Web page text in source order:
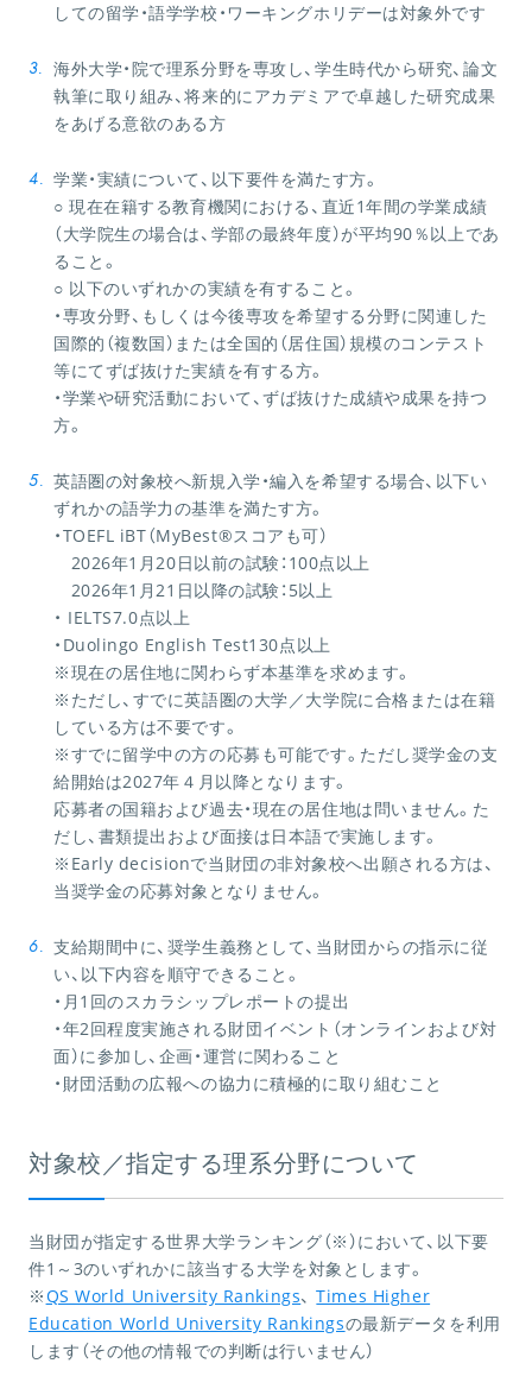
しての留学・語学学校・ワーキングホリデーは対象外です
海外大学・院で理系分野を専攻し、学生時代から研究、論文
執筆に取り組み、将来的にアカデミアで卓越した研究成果
をあげる意欲のある方
学業・実績について、以下要件を満たす方。
○ 現在在籍する教育機関における、直近1年間の学業成績
（大学院生の場合は、学部の最終年度）が平均90％以上であ
ること。
○ 以下のいずれかの実績を有すること。
・専攻分野、もしくは今後専攻を希望する分野に関連した
国際的（複数国）または全国的（居住国）規模のコンテスト
等にてずば抜けた実績を有する方。
・学業や研究活動において、ずば抜けた成績や成果を持つ
方。
英語圏の対象校へ新規入学・編入を希望する場合、以下い
ずれかの語学力の基準を満たす方。
・TOEFL iBT（MyBest®スコアも可）
2026年1月20日以前の試験：100点以上
2026年1月21日以降の試験：5以上
・ IELTS7.0点以上
・Duolingo English Test130点以上
※現在の居住地に関わらず本基準を求めます。
※ただし、すでに英語圏の大学／大学院に合格または在籍
している方は不要です。
※すでに留学中の方の応募も可能です。ただし奨学金の支
給開始は2027年４月以降となります。
応募者の国籍および過去・現在の居住地は問いません。た
だし、書類提出および面接は日本語で実施します。
※Early decisionで当財団の非対象校へ出願される方は、
当奨学金の応募対象となりません。
支給期間中に、奨学生義務として、当財団からの指示に従
い、以下内容を順守できること。
・月1回のスカラシップレポートの提出
・年2回程度実施される財団イベント（オンラインおよび対
面）に参加し、企画・運営に関わること
・財団活動の広報への協力に積極的に取り組むこと
対象校／指定する理系分野について
当財団が指定する世界大学ランキング（※）において、以下要
件1～3のいずれかに該当する大学を対象とします。
※QS World University Rankings、Times Higher
Education World University Rankingsの最新データを利用
します（その他の情報での判断は行いません）